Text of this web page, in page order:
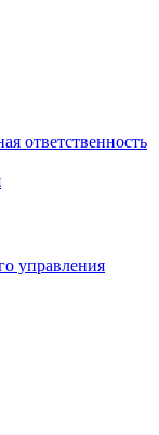
ответственность
управления